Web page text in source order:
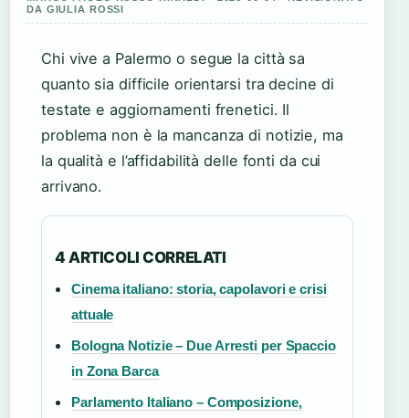
DA GIULIA ROSSI
Chi vive a Palermo o segue la città sa
quanto sia difficile orientarsi tra decine di
testate e aggiornamenti frenetici. Il
problema non è la mancanza di notizie, ma
la qualità e l’affidabilità delle fonti da cui
arrivano.
4 ARTICOLI CORRELATI
Cinema italiano: storia, capolavori e crisi
attuale
Bologna Notizie – Due Arresti per Spaccio
in Zona Barca
Parlamento Italiano – Composizione,